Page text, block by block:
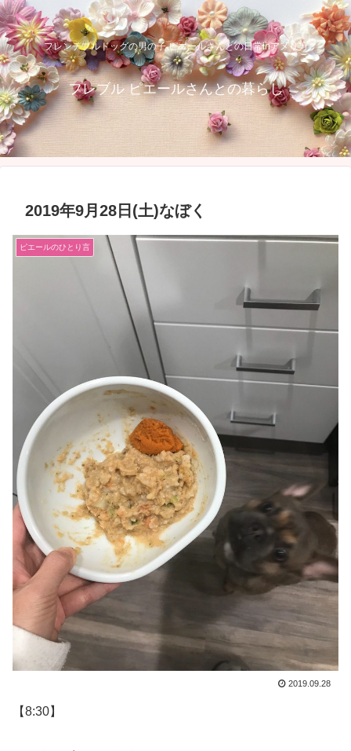
フレンチブルドッグの男の子 ピエールさんとの日常inアメリカ
フレブル ピエールさんとの暮らし
2019年9月28日(土)なぼく
ピエールのひとり言
2019.09.28
【8:30】